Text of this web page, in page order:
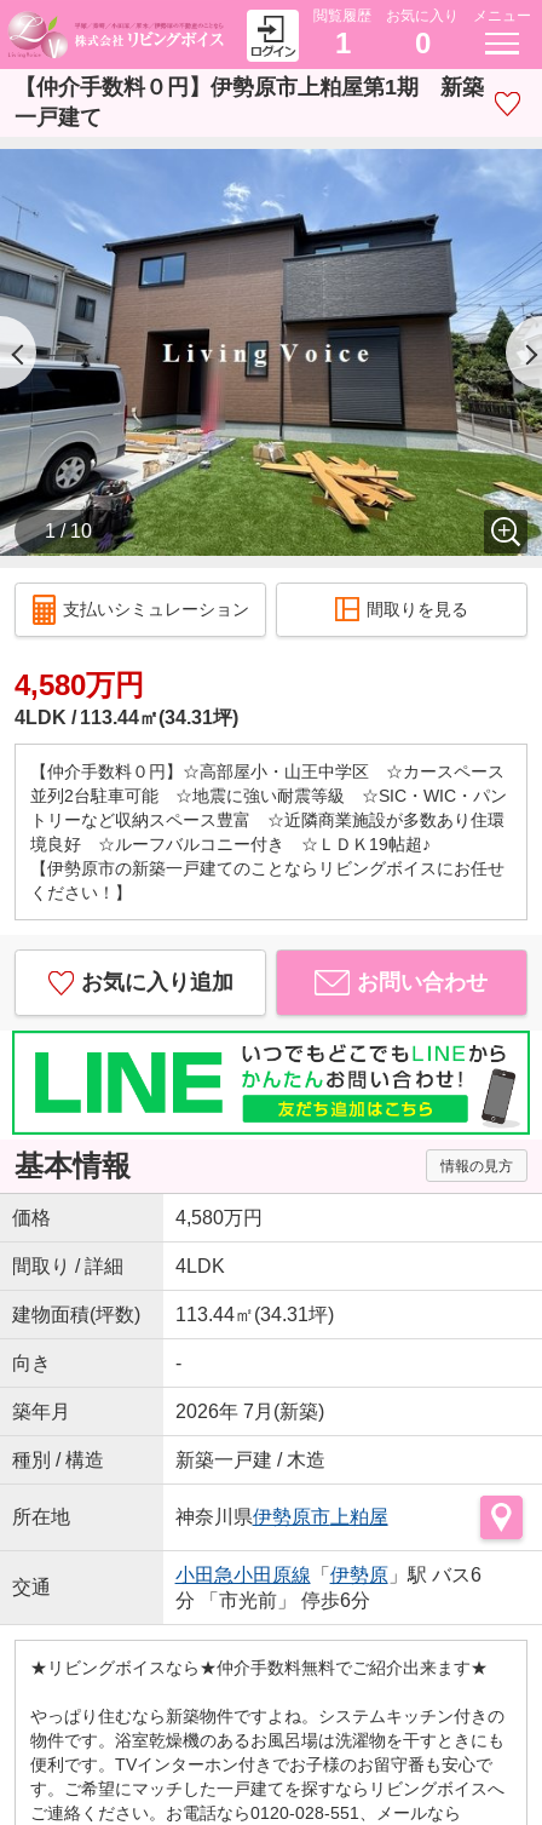
閲覧履歴
1
お気に入り
0
メニュー
【仲介手数料０円】伊勢原市上粕屋第1期 新築
一戸建て
1 / 10
支払いシミュレーション 間取りを見る
4,580万円
4LDK 113.44㎡(34.31坪)
【仲介手数料０円】☆高部屋小・山王中学区 ☆カースペース
並列2台駐車可能 ☆地震に強い耐震等級 ☆SIC・WIC・パン
トリーなど収納スペース豊富 ☆近隣商業施設が多数あり住環
境良好 ☆ルーフバルコニー付き ☆ＬＤＫ19帖超♪
【伊勢原市の新築一戸建てのことならリビングボイスにお任せ
ください！】
お気に入り追加 お問い合わせ
基本情報 情報の見方
価格 4,580万円
間取り / 詳細 4LDK
建物面積(坪数) 113.44㎡(34.31坪)
向き -
築年月 2026年 7月(新築)
種別 / 構造 新築一戸建 / 木造
所在地 神奈川県伊勢原市上粕屋
交通
小田急小田原線 「 伊勢原」駅 バス6
分 「市光前」 停歩6分
★リビングボイスなら★仲介手数料無料でご紹介出来ます★
やっぱり住むなら新築物件ですよね。システムキッチン付きの
物件です。浴室乾燥機のあるお風呂場は洗濯物を干すときにも
便利です。TVインターホン付きでお子様のお留守番も安心で
す。ご希望にマッチした一戸建てを探すならリビングボイスへ
ご連絡ください。お電話なら0120-028-551、メールなら